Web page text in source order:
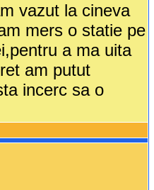
vazut la cineva
mers o statie pe
a ma uita
am putut
incerc sa o